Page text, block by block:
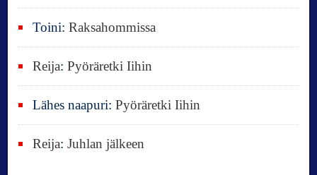
Toini:Raksahommissa
Reija:Pyöräretki Iihin
Lähes naapuri:Pyöräretki Iihin
Reija:Juhlan jälkeen